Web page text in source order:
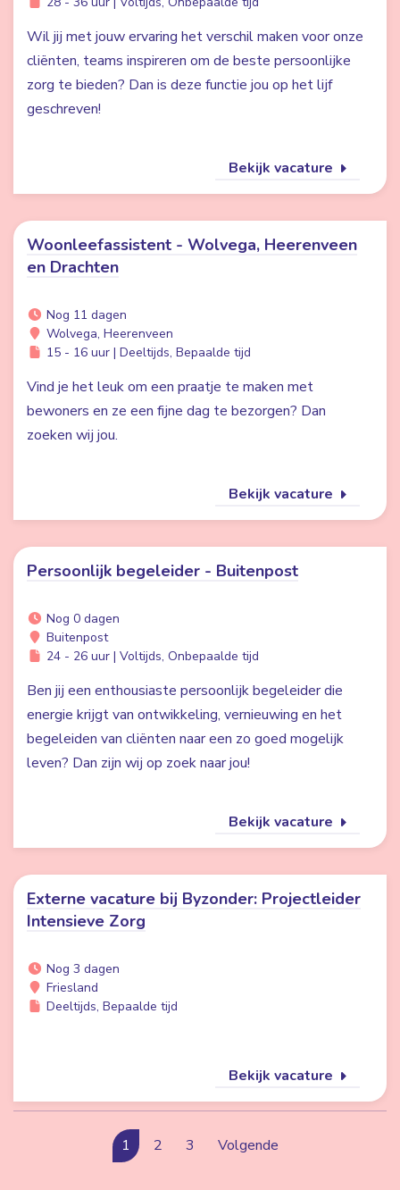
Wil jij met jouw ervaring het verschil maken voor onze
cliënten, teams inspireren om de beste persoonlijke
zorg te bieden? Dan is deze functie jou op het lijf
geschreven!
Bekijk vacature
Woonleefassistent - Wolvega, Heerenveen
en Drachten
Nog 11 dagen
Wolvega, Heerenveen
15 - 16 uur | Deeltijds, Bepaalde tijd
Vind je het leuk om een praatje te maken met
bewoners en ze een fijne dag te bezorgen? Dan
zoeken wij jou.
Bekijk vacature
Persoonlijk begeleider - Buitenpost
Nog 0 dagen
Buitenpost
24 - 26 uur | Voltijds, Onbepaalde tijd
Ben jij een enthousiaste persoonlijk begeleider die
energie krijgt van ontwikkeling, vernieuwing en het
begeleiden van cliënten naar een zo goed mogelijk
leven? Dan zijn wij op zoek naar jou!
Bekijk vacature
Externe vacature bij Byzonder: Projectleider
Intensieve Zorg
Nog 3 dagen
Friesland
Deeltijds, Bepaalde tijd
Bekijk vacature
1 2 3 Volgende